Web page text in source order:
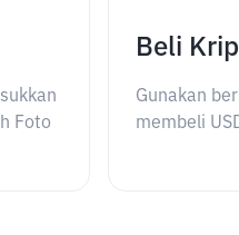
Foto
Beli
Gunakan
membeli